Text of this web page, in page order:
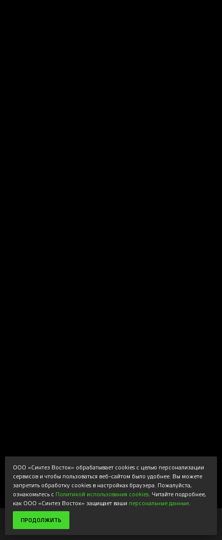
ООО «Синтез Восток» обрабатывает cookies с целью персонализации
сервисов и чтобы пользоваться веб-сайтом было удобнее. Вы можете
запретить обработку cookies в настройках браузера. Пожалуйста,
ознакомьтесь с Политикой использования cookies . Читайте подробнее,
как ООО «Синтез Восток» защищает ваши персональные данные
ПРОДОЛЖИТЬ
26 999 ₽29 999 ₽
или от 4 500 ₽/мес.